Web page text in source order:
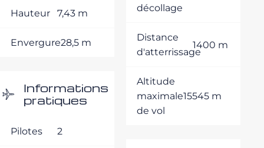
Hauteur 7,43 m
Envergure28,5 m
Informations
pratiques
Pilotes 2
décollage
Distance
d'atterrissage
1400 m
Altitude
maximale
de vol
15545 m